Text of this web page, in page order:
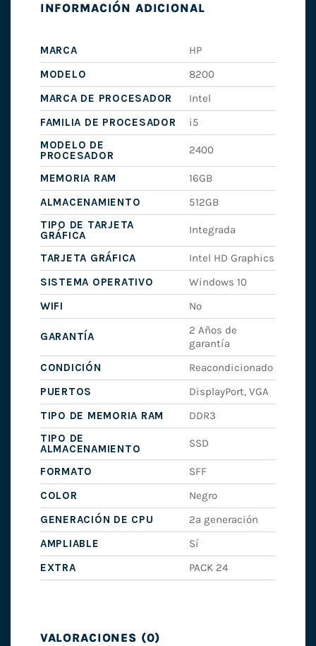
INFORMACIÓN ADICIONAL
MARCA
HP
MODELO
8200
MARCA DE PROCESADOR
Intel
FAMILIA DE PROCESADOR
i5
MODELO DE
PROCESADOR
2400
MEMORIA RAM
16GB
ALMACENAMIENTO
512GB
TIPO DE TARJETA
GRÁFICA
Integrada
TARJETA GRÁFICA
Intel HD Graphics
SISTEMA OPERATIVO
Windows 10
WIFI
No
GARANTÍA
2 Años de
garantía
CONDICIÓN
Reacondicionado
PUERTOS
DisplayPort, VGA
TIPO DE MEMORIA RAM
DDR3
TIPO DE
ALMACENAMIENTO
SSD
FORMATO
SFF
COLOR
Negro
GENERACIÓN DE CPU
2ª generación
AMPLIABLE
Sí
EXTRA
PACK 24
VALORACIONES (0)